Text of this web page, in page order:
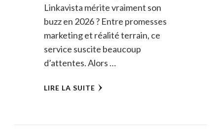
Linkavista mérite vraiment son
buzz en 2026 ? Entre promesses
marketing et réalité terrain, ce
service suscite beaucoup
d’attentes. Alors …
LIRE LA SUITE